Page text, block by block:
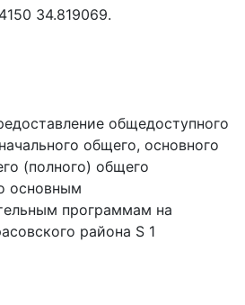
34.819069.
общедоступного
общего, основного
(полного) общего
основным
программам на
района S 1